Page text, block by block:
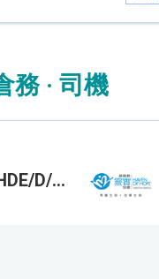
務 · 司機
司機 (編號：HCHDE/D/CTE)